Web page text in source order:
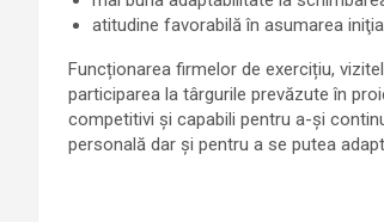
atitudine favorabilă în asumarea
Funcționarea firmelor de exercițiu,
participarea la târgurile prevăzute în
competitivi și capabili pentru a-şi
personală dar şi pentru a se putea